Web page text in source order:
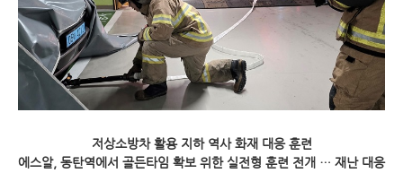
저상소방차 활용 지하 역사 화재 대응 훈련
에스알, 동탄역에서 골든타임 확보 위한 실전형 훈련 전개 … 재난 대응